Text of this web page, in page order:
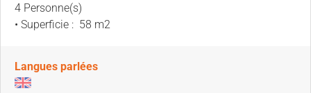
4 Personne(s)
• Superficie : 58 m2
Langues parlées